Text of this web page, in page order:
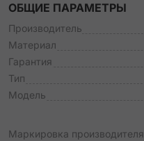
ОБЩИЕ ПАРАМЕТРЫ
Производитель
Материал
Гарантия
Тип
Модель
Маркировка производителя